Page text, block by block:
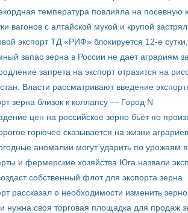
температура повлияла на
вагонов с алтайской мукой и крупой
экспорт ТД «РИФ» блокируется 12-е
запас зерна в России не дает аграриям
запрета на экспорт отразится на
Власти рассматривают введение
зерна близок к коллапсу — Город N
цен на российское зерно бьёт по
горючее сказывается на жизни аграриев
аномалии могут ударить по урожаям
и фермерские хозяйства Юга назвали
собственный флот для экспорта зерна
рассказал о необходимости изменить
нужна своя торговая площадка для продаж